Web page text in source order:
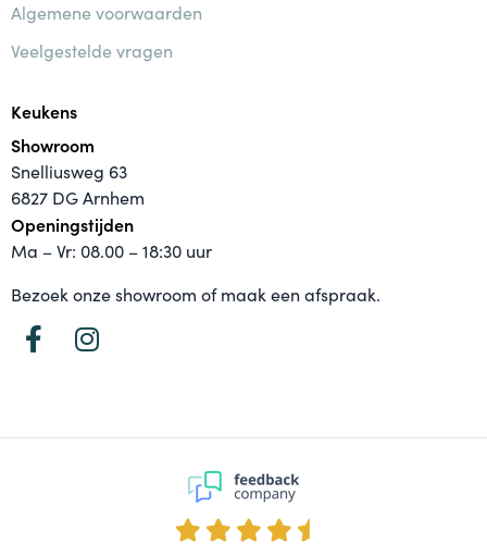
Algemene voorwaarden
Veelgestelde vragen
Keukens
Showroom
Snelliusweg 63
6827 DG Arnhem
Openingstijden
Ma – Vr: 08.00 – 18:30 uur
Bezoek onze showroom of maak een afspraak.